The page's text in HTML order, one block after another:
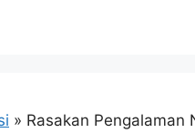
» Rasakan